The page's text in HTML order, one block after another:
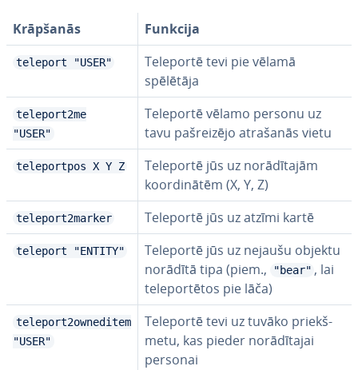
Krāpšanās Funkcija
teleport "USER"
Teleportē tevi pie vēlamā
spēlētāja
teleport2me
"USER"
Teleportē vēlamo personu uz
tavu pa­šrei­zē­jo atrašanās vietu
teleportpos X Y Z
Teleportē jūs uz no­rā­dī­ta­jām
koor­di­nā­tēm (X, Y, Z)
teleport2marker Teleportē jūs uz atzīmi kartē
teleport "ENTITY"
Teleportē jūs uz nejaušu objektu
norādītā tipa (piem.,
"bear" , lai
te­le­por­tē­tos pie lāča)
teleport2owneditem
"USER"
Teleportē tevi uz tuvāko priekš­
me­tu, kas pieder no­rā­dī­ta­jai
personai